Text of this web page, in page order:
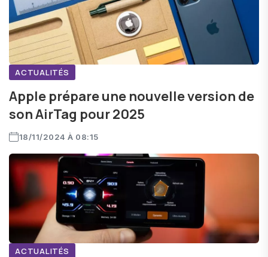
ACTUALITÉS
Apple prépare une nouvelle version de
son AirTag pour 2025
18/11/2024 À 08:15
ACTUALITÉS